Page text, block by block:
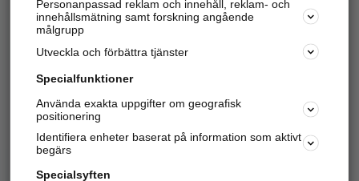
Hitta telefonnummer, adresser, företagsinfo mm.
Marknadsför företaget
Kom igång och annonsera mot
samarbetspartners nära dig.
Personanpassad reklam och innehåll, reklam- och
innehållsmätning samt forskning angående
målgrupp
Utveckla och förbättra tjänster
Specialfunktioner
Använda exakta uppgifter om geografisk
positionering
Identifiera enheter baserat på information som aktivt
begärs
Specialsyften